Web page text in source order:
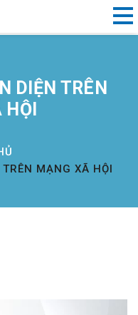
DIỆN TRÊN
MẠNG XÃ HỘI